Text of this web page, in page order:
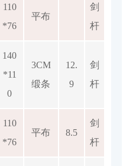
110
*76
平布
剑
杆
140
*11
0
3CM
缎条
12.
9
剑
杆
110
*76
平布 8.5
剑
杆